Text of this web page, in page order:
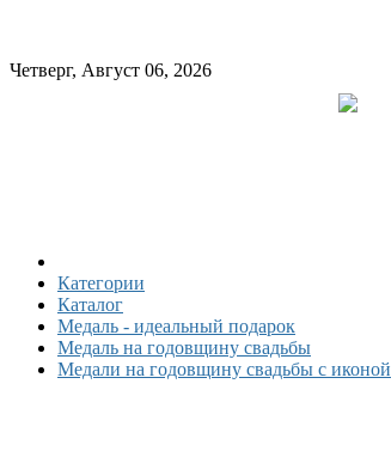
Четверг, Август 06, 2026
Категории
Каталог
Медаль - идеальный подарок
Медаль на годовщину свадьбы
Медали на годовщину свадьбы с иконой